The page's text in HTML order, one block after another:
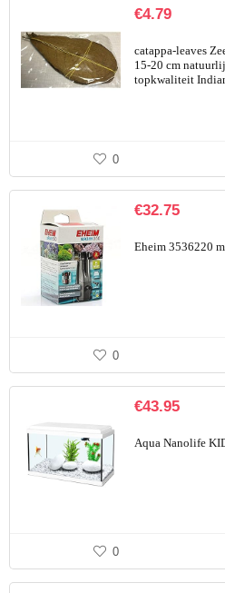
€4.79
catappa-leaves
15-20 cm
topkwaliteit
0
€32.75
Eheim 3536220
0
€43.95
Aqua Nanolife
0